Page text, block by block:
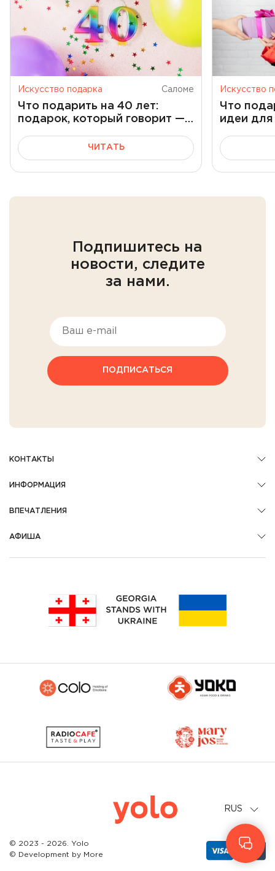
Искусство подарка Саломе
Что подарить на 40 лет:
подарок, который говорит —
ЧИТАТЬ
Искусство
Что
идеи для
Подпишитесь на
новости, следите
за нами.
ПОДПИСАТЬСЯ
КОНТАКТЫ
ИНФОРМАЦИЯ
ВПЕЧАТЛЕНИЯ
АФИША
© 2023 - 2026. Yolo
© Development by More
RUS
Geo